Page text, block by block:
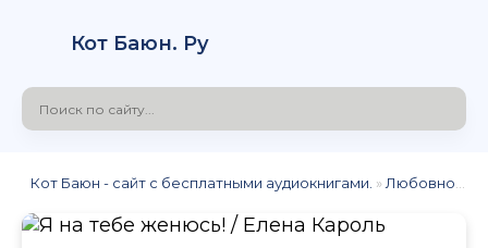
Кот Баюн. Ру
Кот Баюн - сайт с бесплатными аудиокнигами. » Любовное фэнтези